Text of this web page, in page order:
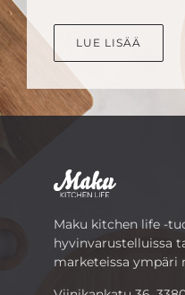
LUE LISÄÄ
Maku kitchen life -
hyvinvarustelluissa
marketeissa ympäri